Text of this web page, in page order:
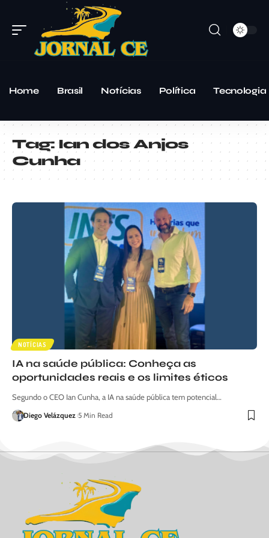
Home Brasil Notícias Política Tecnologia
Tag:Ian dos Anjos
Cunha
NOTÍCIAS
IA na saúde pública: Conheça as
oportunidades reais e os limites éticos
Segundo o CEO Ian Cunha, a IA na saúde pública tem potencial…
Diego Velázquez 5 Min Read